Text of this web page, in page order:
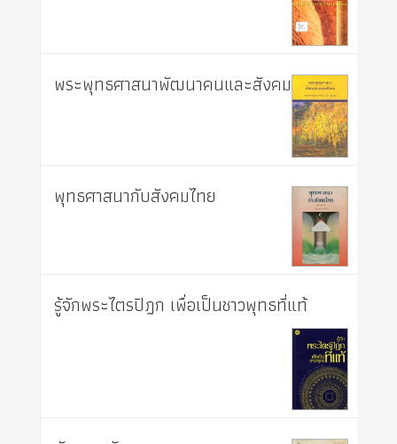
พระพุทธศาสนาพัฒนาคนและสังคม
พุทธศาสนากับสังคมไทย
รู้จักพระไตรปิฎก เพื่อเป็นชาวพุทธที่แท้